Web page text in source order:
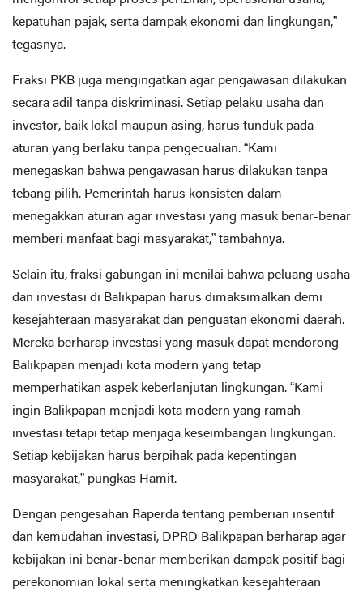
kepatuhan pajak, serta dampak ekonomi dan lingkungan,”
tegasnya.
Fraksi PKB juga mengingatkan agar pengawasan dilakukan
secara adil tanpa diskriminasi. Setiap pelaku usaha dan
investor, baik lokal maupun asing, harus tunduk pada
aturan yang berlaku tanpa pengecualian. “Kami
menegaskan bahwa pengawasan harus dilakukan tanpa
tebang pilih. Pemerintah harus konsisten dalam
menegakkan aturan agar investasi yang masuk benar-benar
memberi manfaat bagi masyarakat,” tambahnya.
Selain itu, fraksi gabungan ini menilai bahwa peluang usaha
dan investasi di Balikpapan harus dimaksimalkan demi
kesejahteraan masyarakat dan penguatan ekonomi daerah.
Mereka berharap investasi yang masuk dapat mendorong
Balikpapan menjadi kota modern yang tetap
memperhatikan aspek keberlanjutan lingkungan. “Kami
ingin Balikpapan menjadi kota modern yang ramah
investasi tetapi tetap menjaga keseimbangan lingkungan.
Setiap kebijakan harus berpihak pada kepentingan
masyarakat,” pungkas Hamit.
Dengan pengesahan Raperda tentang pemberian insentif
dan kemudahan investasi, DPRD Balikpapan berharap agar
kebijakan ini benar-benar memberikan dampak positif bagi
perekonomian lokal serta meningkatkan kesejahteraan